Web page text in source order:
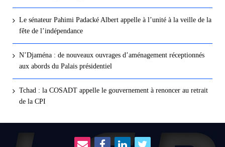
Le sénateur Pahimi Padacké Albert appelle à l’unité à la veille de la
fête de l’indépendance
N’Djaména : de nouveaux ouvrages d’aménagement réceptionnés
aux abords du Palais présidentiel
Tchad : la COSADT appelle le gouvernement à renoncer au retrait
de la CPI